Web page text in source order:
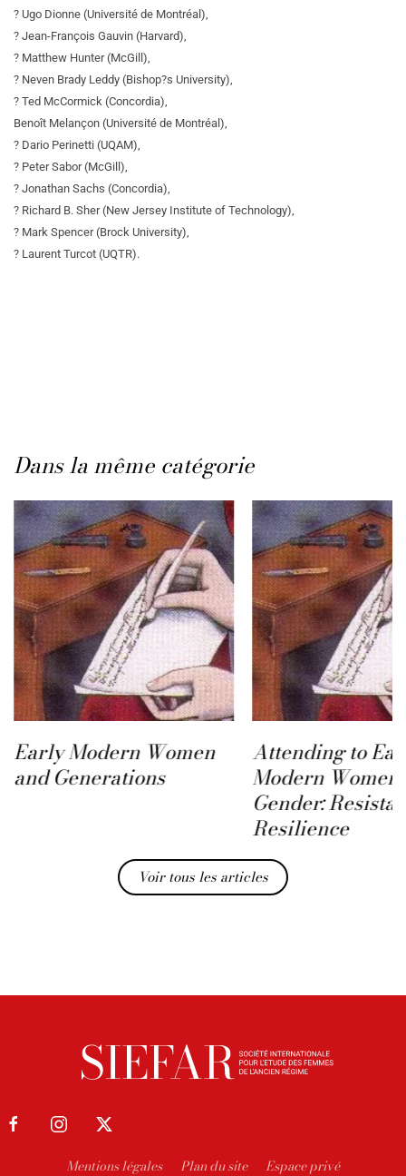
? Ugo Dionne (Université de Montréal),
? Jean-François Gauvin (Harvard),
? Matthew Hunter (McGill),
? Neven Brady Leddy (Bishop?s University),
? Ted McCormick (Concordia),
Benoît Melançon (Université de Montréal),
? Dario Perinetti (UQAM),
? Peter Sabor (McGill),
? Jonathan Sachs (Concordia),
? Richard B. Sher (New Jersey Institute of Technology),
? Mark Spencer (Brock University),
? Laurent Turcot (UQTR).
Dans la même catégorie
Early Modern Women
and Generations
Attending to
Modern Women
Gender:
Resilience
Voir tous les articles
Mentions légales Plan du site Espace privé